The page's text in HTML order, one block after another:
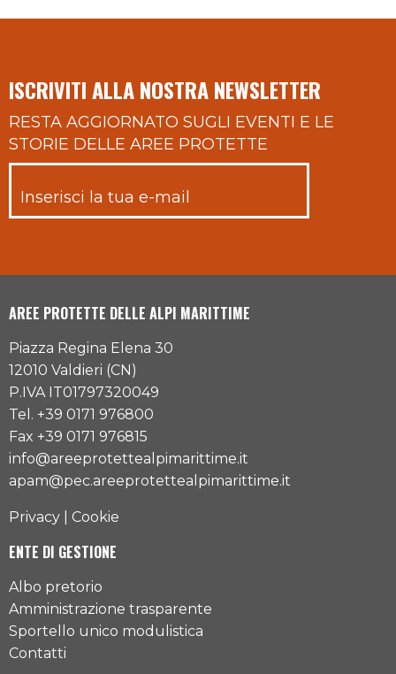
ISCRIVITI ALLA NOSTRA NEWSLETTER
RESTA AGGIORNATO SUGLI EVENTI E LE
STORIE DELLE AREE PROTETTE
AREE PROTETTE DELLE ALPI MARITTIME
Piazza Regina Elena 30
12010 Valdieri (CN)
P.IVA IT01797320049
Tel. +39 0171 976800
Fax +39 0171 976815
info@areeprotettealpimarittime.it
apam@pec.areeprotettealpimarittime.it
Privacy Cookie
ENTE DI GESTIONE
Albo pretorio
Amministrazione trasparente
Sportello unico modulistica
Contatti